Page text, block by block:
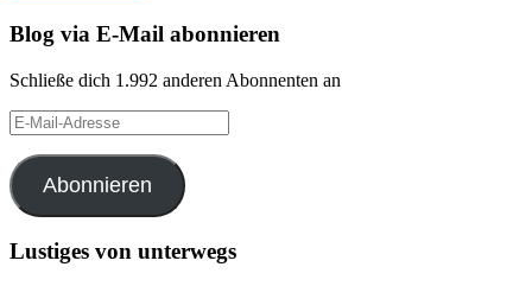
Blog via E-Mail abonnieren
Schließe dich 1.992 anderen Abonnenten an
E-
Mail-
Adresse
Abonnieren
Lustiges von unterwegs